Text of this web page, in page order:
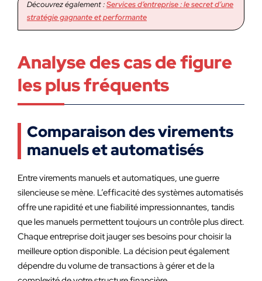
Découvrez également :Services d’entreprise : le secret d’une
stratégie gagnante et performante
Analyse des cas de figure
les plus fréquents
Comparaison des virements
manuels et automatisés
Entre virements manuels et automatiques, une guerre
silencieuse se mène. L’efficacité des systèmes automatisés
offre une rapidité et une fiabilité impressionnantes, tandis
que les manuels permettent toujours un contrôle plus direct.
Chaque entreprise doit jauger ses besoins pour choisir la
meilleure option disponible. La décision peut également
dépendre du volume de transactions à gérer et de la